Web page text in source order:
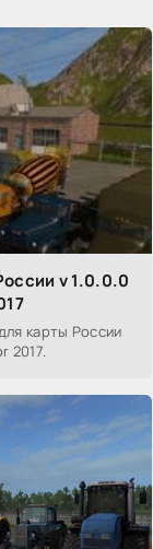
v 1.0.0.0
карты России
2017.